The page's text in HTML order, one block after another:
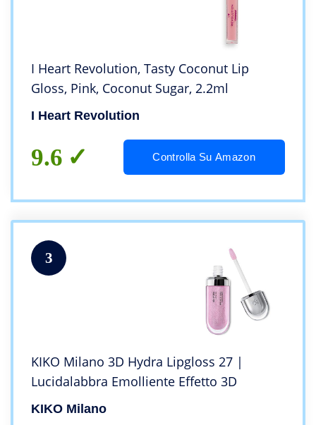
I Heart Revolution, Tasty Coconut Lip
Gloss, Pink, Coconut Sugar, 2.2ml
I Heart Revolution
9.6 Controlla Su Amazon
3
KIKO Milano 3D Hydra Lipgloss 27 |
Lucidalabbra Emolliente Effetto 3D
KIKO Milano